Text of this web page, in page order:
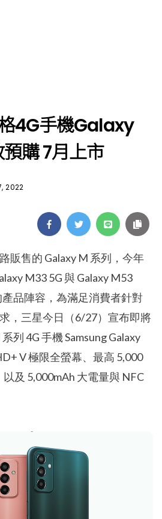
4G手機Galaxy
購 7月上市
2022
販售的 Galaxy M 系列，今年
M33 5G 與 Galaxy M53
品陣容，為滿足消費者針對
，三星今日（6/27）宣布即將
列 4G 手機 Samsung Galaxy
V 極限全螢幕、最高 5,000
及 5,000mAh 大電量與 NFC